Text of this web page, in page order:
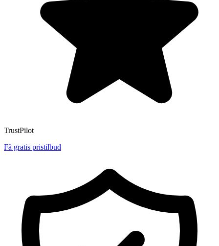
TrustPilot
Få gratis pristilbud